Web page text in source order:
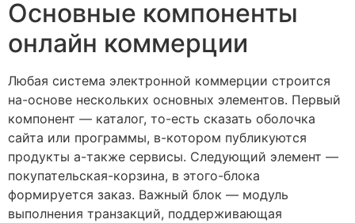
Основные компоненты
онлайн коммерции
Любая система электронной коммерции строится
на-основе нескольких основных элементов. Первый
компонент — каталог, то-есть сказать оболочка
сайта или программы, в-котором публикуются
продукты а-также сервисы. Следующий элемент —
покупательская-корзина, в этого-блока
формируется заказ. Важный блок — модуль
выполнения транзакций, поддерживающая